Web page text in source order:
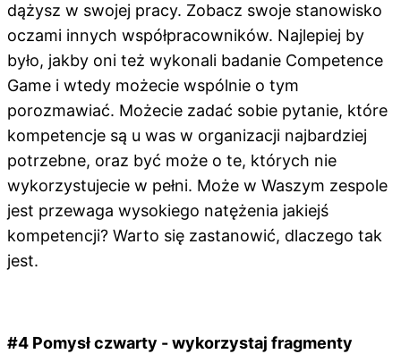
dążysz w swojej pracy. Zobacz swoje stanowisko
oczami innych współpracowników. Najlepiej by
było, jakby oni też wykonali badanie Competence
Game i wtedy możecie wspólnie o tym
porozmawiać. Możecie zadać sobie pytanie, które
kompetencje są u was w organizacji najbardziej
potrzebne, oraz być może o te, których nie
wykorzystujecie w pełni. Może w Waszym zespole
jest przewaga wysokiego natężenia jakiejś
kompetencji? Warto się zastanowić, dlaczego tak
jest.
#4 Pomysł czwarty - wykorzystaj fragmenty